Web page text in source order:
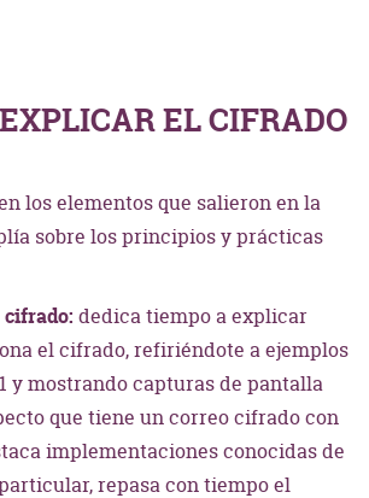
EL CIFRADO
los elementos que salieron en la
sobre los principios y prácticas
cifrado: dedica tiempo a explicar
el cifrado, refiriéndote a ejemplos
y mostrando capturas de pantalla
que tiene un correo cifrado con
implementaciones conocidas de
repasa con tiempo el